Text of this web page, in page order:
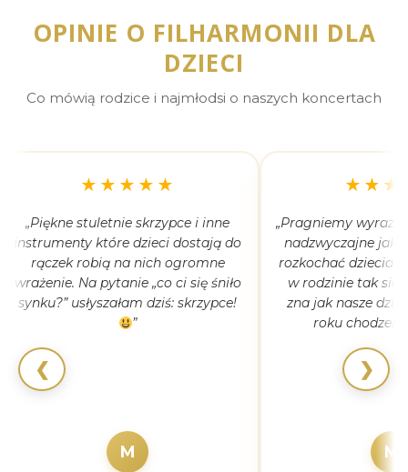
OPINIE O FILHARMONII DLA
DZIECI
Co mówią rodzice i najmłodsi o naszych koncertach
❮
★★★★★
„Piękne stuletnie skrzypce i inne
instrumenty które dzieci dostają do
rączek robią na nich ogromne
wrażenie. Na pytanie „co ci się śniło
synku?” usłyszałam dziś: skrzypce!
”
M
„Pragniemy wyrazić
nadzwyczajne jak
rozkochać
w rodzinie tak się
zna jak nasze
roku
M
❯